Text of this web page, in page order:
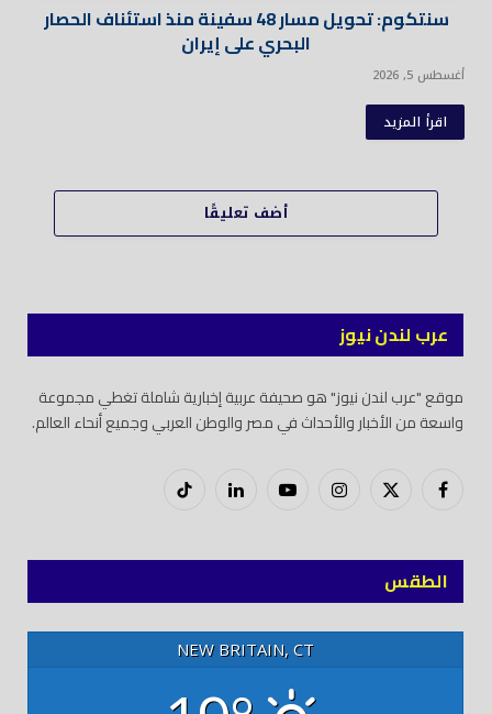
سنتكوم: تحويل مسار 48 سفينة منذ استئناف الحصار
البحري على إيران
أغسطس 5, 2026
اقرأ المزيد
أضف تعليقًا
عرب لندن نيوز
موقع "عرب لندن نيوز" هو صحيفة عربية إخبارية شاملة تغطي مجموعة
واسعة من الأخبار والأحداث في مصر والوطن العربي وجميع أنحاء العالم.
فيسبوكX
إنستغراميوتيوب لينكدودتيك
الطقس
NEW BRITAIN, CT